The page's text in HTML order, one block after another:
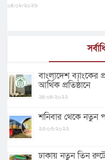
০৪/০৮/২০২৬
বাংলাদেশ
আর্থিক প্রতিষ্ঠানে
২৪/০৪/২০২২
শনিবার থেকে নতুন
২৫/০৩/২০২২
ঢাকায় নতুন তিন